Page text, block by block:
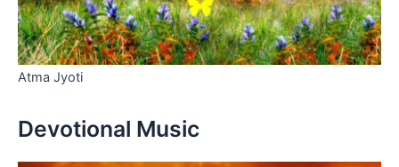
Atma Jyoti
Devotional Music